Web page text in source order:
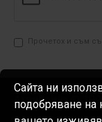
Прочетох и съм
Агрипоинт ©
Сайта ни
подобряване на